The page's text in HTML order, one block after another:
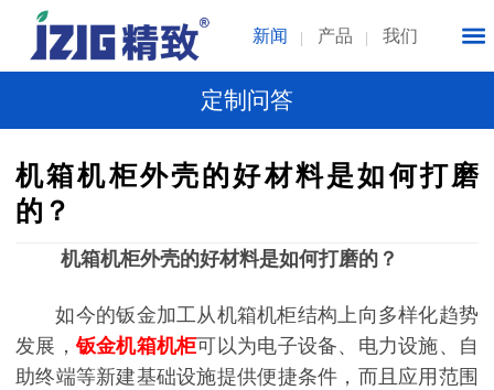
新闻 产品 我们
定制问答
机箱机柜外壳的好材料是如何打磨
的？
机箱机柜外壳的好材料是如何打磨的？
如今的钣金加工从机箱机柜结构上向多样化趋势
发展，钣金机箱机柜可以为电子设备、电力设施、自
助终端等新建基础设施提供便捷条件，而且应用范围